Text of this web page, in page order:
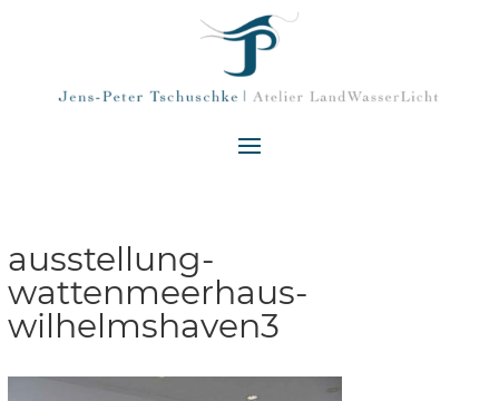
ausstellung-
wattenmeerhaus-
wilhelmshaven3